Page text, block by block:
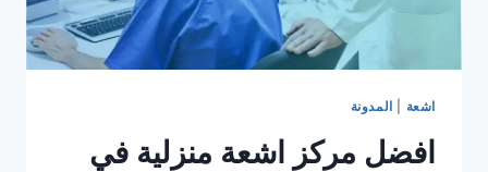
اشعة المدونة
افضل مركز اشعة منزلية في